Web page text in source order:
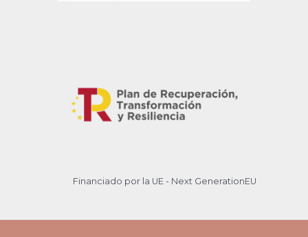
Financiado por la UE - Next GenerationEU